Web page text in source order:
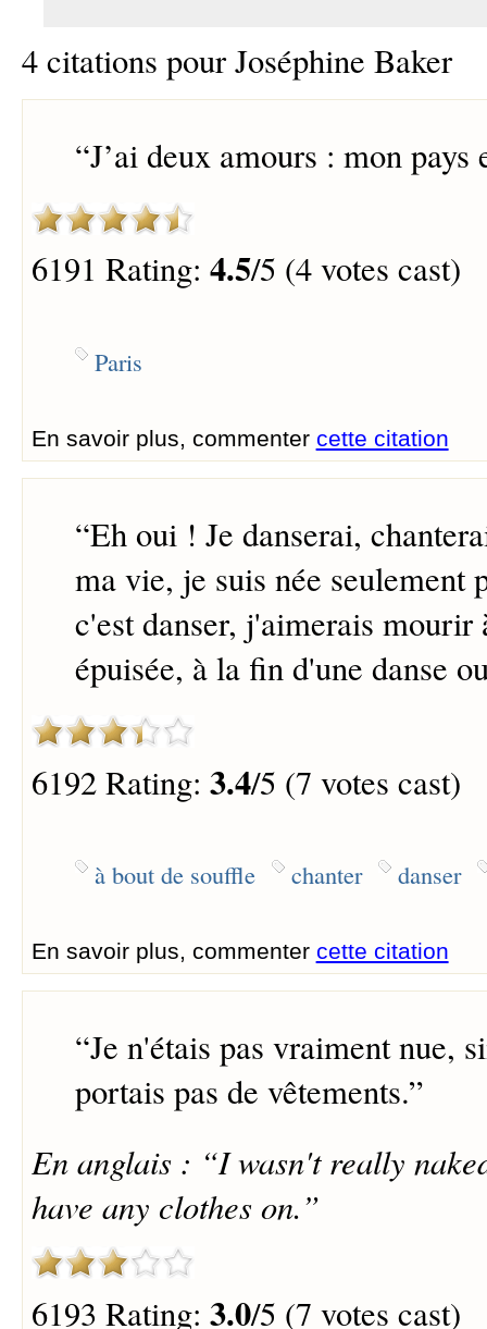
4 citations pour Joséphine Baker
“J’ai deux amours : mon pays
6191 Rating: 4.5/5 (4 votes cast)
Paris
En savoir plus, commenter cette citation
“Eh oui ! Je danserai,
ma vie, je suis née seulement
c'est danser, j'aimerais mourir
épuisée, à la fin d'une danse
6192 Rating: 3.4/5 (7 votes cast)
à bout de souffle chanter danser
En savoir plus, commenter cette citation
“Je n'étais pas vraiment nue,
portais pas de vêtements.”
En anglais : “I wasn't really
have any clothes on.”
6193 Rating: 3.0/5 (7 votes cast)